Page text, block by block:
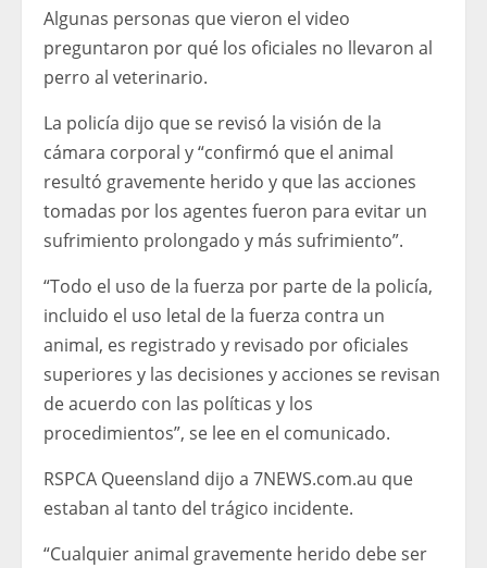
Algunas personas que vieron el video
preguntaron por qué los oficiales no llevaron al
perro al veterinario.
La policía dijo que se revisó la visión de la
cámara corporal y “confirmó que el animal
resultó gravemente herido y que las acciones
tomadas por los agentes fueron para evitar un
sufrimiento prolongado y más sufrimiento”.
“Todo el uso de la fuerza por parte de la policía,
incluido el uso letal de la fuerza contra un
animal, es registrado y revisado por oficiales
superiores y las decisiones y acciones se revisan
de acuerdo con las políticas y los
procedimientos”, se lee en el comunicado.
RSPCA Queensland dijo a 7NEWS.com.au que
estaban al tanto del trágico incidente.
“Cualquier animal gravemente herido debe ser